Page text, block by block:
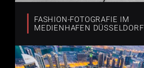
FASHION-FOTOGRAFIE IM
MEDIENHAFEN DÜSSELDORF